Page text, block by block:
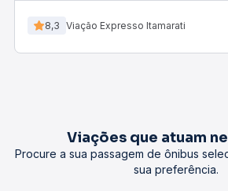
8,3 Viação Expresso Itamarati
Viações que atuam
Procure a sua passagem de ônibus
sua preferência.